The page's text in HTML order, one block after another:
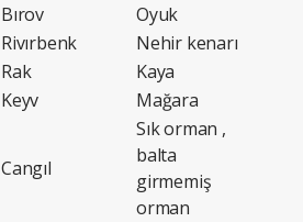
Bırov
Oyuk
Rivırbenk
Nehir kenarı
Rak
Kaya
Keyv Mağara
Cangıl
Sık orman ,
balta
girmemiş
orman